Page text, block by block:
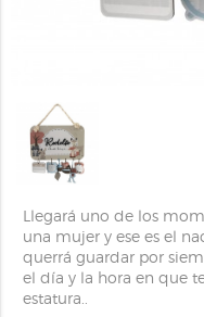
Llegará uno de los
una mujer y ese es el
querrá guardar por
el día y la hora en que
estatura..